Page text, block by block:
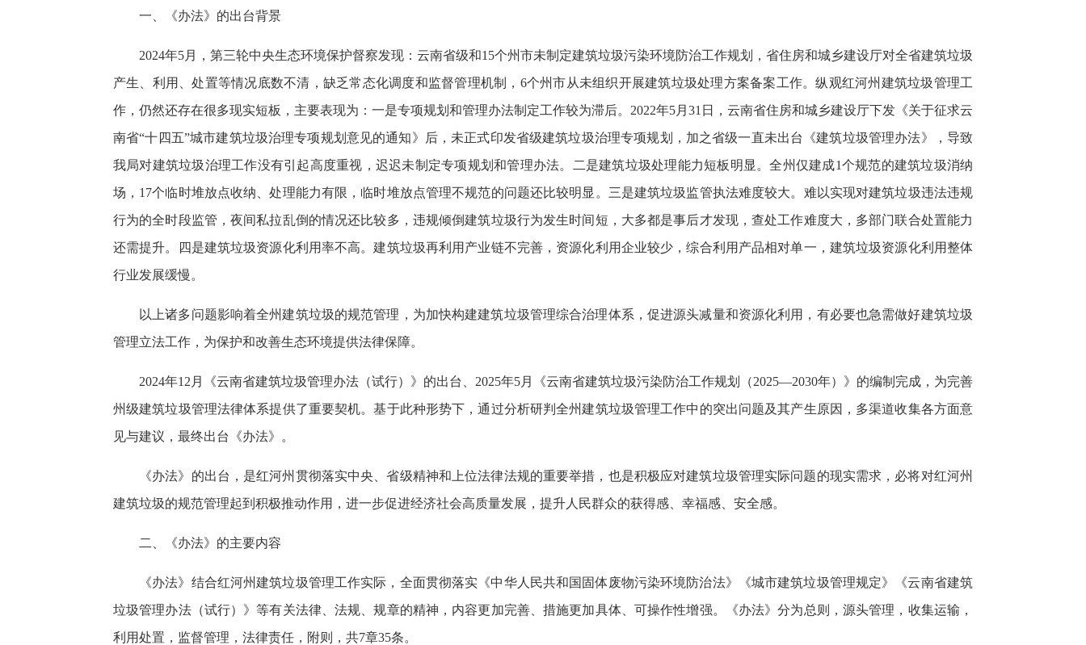
一、《办法》的出台背景
2024年5月，第三轮中央生态环境保护督察发现：云南省级和15个州市未制定建筑垃圾污染环境防治工作规划，省住房和城乡建设厅对全省建筑垃圾
产生、利用、处置等情况底数不清，缺乏常态化调度和监督管理机制，6个州市从未组织开展建筑垃圾处理方案备案工作。纵观红河州建筑垃圾管理工
作，仍然还存在很多现实短板，主要表现为：一是专项规划和管理办法制定工作较为滞后。2022年5月31日，云南省住房和城乡建设厅下发《关于征求云
南省“十四五”城市建筑垃圾治理专项规划意见的通知》后，未正式印发省级建筑垃圾治理专项规划，加之省级一直未出台《建筑垃圾管理办法》，导致
我局对建筑垃圾治理工作没有引起高度重视，迟迟未制定专项规划和管理办法。二是建筑垃圾处理能力短板明显。全州仅建成1个规范的建筑垃圾消纳
场，17个临时堆放点收纳、处理能力有限，临时堆放点管理不规范的问题还比较明显。三是建筑垃圾监管执法难度较大。难以实现对建筑垃圾违法违规
行为的全时段监管，夜间私拉乱倒的情况还比较多，违规倾倒建筑垃圾行为发生时间短，大多都是事后才发现，查处工作难度大，多部门联合处置能力
还需提升。四是建筑垃圾资源化利用率不高。建筑垃圾再利用产业链不完善，资源化利用企业较少，综合利用产品相对单一，建筑垃圾资源化利用整体
行业发展缓慢。
以上诸多问题影响着全州建筑垃圾的规范管理，为加快构建建筑垃圾管理综合治理体系，促进源头减量和资源化利用，有必要也急需做好建筑垃圾
管理立法工作，为保护和改善生态环境提供法律保障。
2024年12月《云南省建筑垃圾管理办法（试行）》的出台、2025年5月《云南省建筑垃圾污染防治工作规划（2025—2030年）》的编制完成，为完善
州级建筑垃圾管理法律体系提供了重要契机。基于此种形势下，通过分析研判全州建筑垃圾管理工作中的突出问题及其产生原因，多渠道收集各方面意
见与建议，最终出台《办法》。
《办法》的出台，是红河州贯彻落实中央、省级精神和上位法律法规的重要举措，也是积极应对建筑垃圾管理实际问题的现实需求，必将对红河州
建筑垃圾的规范管理起到积极推动作用，进一步促进经济社会高质量发展，提升人民群众的获得感、幸福感、安全感。
二、《办法》的主要内容
《办法》结合红河州建筑垃圾管理工作实际，全面贯彻落实《中华人民共和国固体废物污染环境防治法》《城市建筑垃圾管理规定》《云南省建筑
垃圾管理办法（试行）》等有关法律、法规、规章的精神，内容更加完善、措施更加具体、可操作性增强。《办法》分为总则，源头管理，收集运输，
利用处置，监督管理，法律责任，附则，共7章35条。